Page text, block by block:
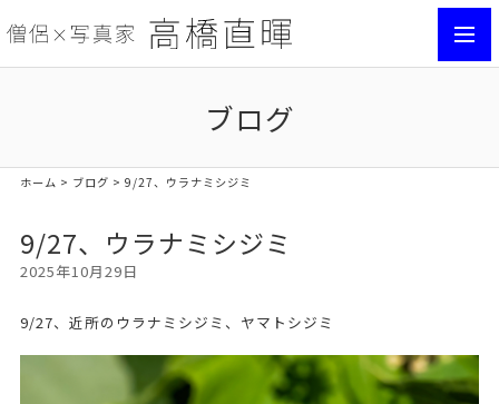
ブログ
ホーム > ブログ > 9/27、ウラナミシジミ
9/27、ウラナミシジミ
2025年10月29日
9/27、近所のウラナミシジミ、ヤマトシジミ